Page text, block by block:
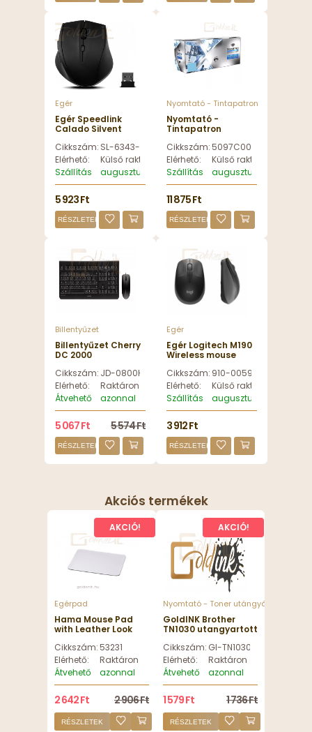
Egér
Egér Speedlink
Calado Silvent
Black - SL-6343-
RRBK
Cikkszám: SL-6343-RRBK
Elérhető:
Külső raktáron
Szállítás
augusztus 12, szerda
5 923 Ft
RÉSZLETEK
Nyomtató - Tintapatron
Nyomtató -
Tintapatron
Cyan utángyártott
toner -
5097C002FUDI
Cikkszám:5097C002FUDI
Elérhető:
Külső raktáron
Szállítás
augusztus 12, szerda
11 875 Ft
RÉSZLETEK
Billentyűzet
Billentyűzet Cherry
DC 2000
Black HU - JD-
0800HU-2
Cikkszám: JD-0800HU-2
Elérhető:
Raktáron
Átvehető
azonnal
5 067 Ft 5 574 Ft
RÉSZLETEK
Egér
Egér Logitech M190
Wireless mouse
005905
Cikkszám: 910-005905
Elérhető:
Külső raktáron
Szállítás
augusztus 12, szerda
3 912 Ft
RÉSZLETEK
Akciós termékek
AKCIÓ!
Egérpad
Hama Mouse Pad
with Leather Look
180x220x3mm
Cikkszám:53231
Elérhető:
Raktáron
Átvehető
azonnal
2 642 Ft 2 906 Ft
RÉSZLETEK
AKCIÓ!
Nyomtató - Toner utángyártott
GoldINK Brother
TN1030 utangyartott
TN1030
Cikkszám: GI-TN1030
Elérhető:
Raktáron
Átvehető
azonnal
1 579 Ft 1 736 Ft
RÉSZLETEK